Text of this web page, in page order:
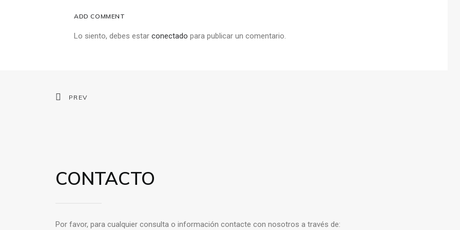
ADD COMMENT
Lo siento, debes estar conectado para publicar un comentario.
PREV
CONTACTO
Por favor, para cualquier consulta o información contacte con nosotros a través de: